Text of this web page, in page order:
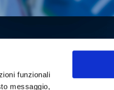
funzionali
messaggio,